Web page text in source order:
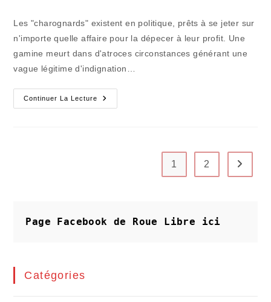
publication :
Les "charognards" existent en politique, prêts à se jeter sur
n'importe quelle affaire pour la dépecer à leur profit. Une
gamine meurt dans d'atroces circonstances générant une
vague légitime d'indignation…
Continuer La Lecture
Les
"charognards"
1 2 Aller à
Page Facebook de Roue Libre ici
Catégories